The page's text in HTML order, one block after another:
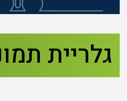
גלריית